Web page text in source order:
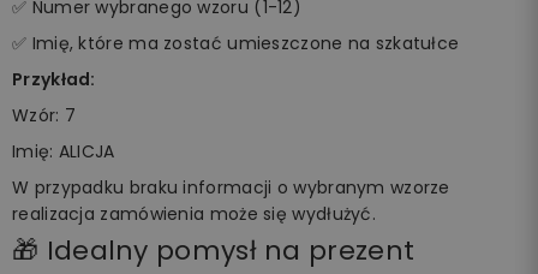
✅ Numer wybranego wzoru (1-12)
✅ Imię, które ma zostać umieszczone na szkatułce
Przykład:
Wzór: 7
Imię: ALICJA
W przypadku braku informacji o wybranym wzorze
realizacja zamówienia może się wydłużyć.
🎁 Idealny pomysł na prezent